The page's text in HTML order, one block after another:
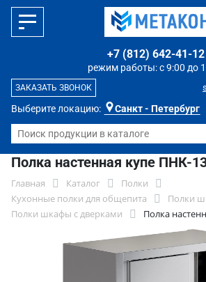
Выберите локацию: Санкт - Петербург
режим работы: с 9:00 до
+7 (812) 642-41-12
ЗАКАЗАТЬ ЗВОНОК
Полка настенная купе ПНК-
Главная Каталог
Полки
Кухонные полки для общепита
Полки
Полки шкафы с дверками
Полка